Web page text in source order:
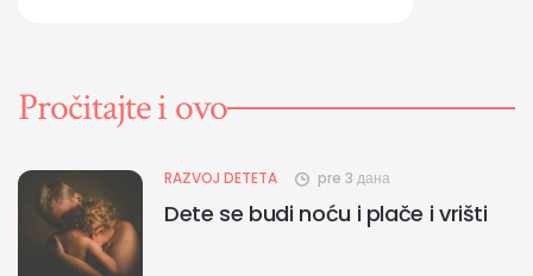
Pročitajte i ovo
RAZVOJ DETETA pre 3 дана
Dete se budi noću i plače i vrišti